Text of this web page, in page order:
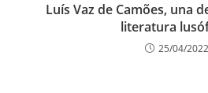
Luís Vaz de Camões, una
literatura
25/04/2022